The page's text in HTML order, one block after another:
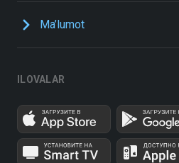
Ma’lumot
ILOVALAR